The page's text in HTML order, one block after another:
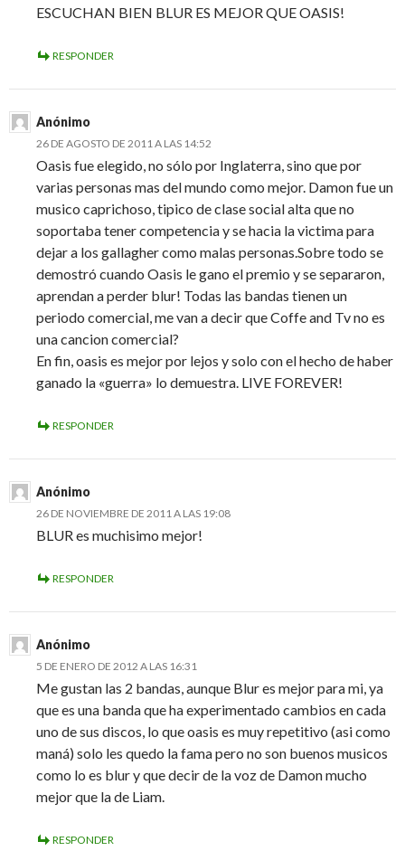
ESCUCHAN BIEN BLUR ES MEJOR QUE OASIS!
RESPONDER
Anónimo
26 DE AGOSTO DE 2011 A LAS 14:52
Oasis fue elegido, no sólo por Inglaterra, sino que por
varias personas mas del mundo como mejor. Damon fue un
musico caprichoso, tipico de clase social alta que no
soportaba tener competencia y se hacia la victima para
dejar a los gallagher como malas personas.Sobre todo se
demostró cuando Oasis le gano el premio y se separaron,
aprendan a perder blur! Todas las bandas tienen un
periodo comercial, me van a decir que Coffe and Tv no es
una cancion comercial?
En fin, oasis es mejor por lejos y solo con el hecho de haber
ganado la «guerra» lo demuestra. LIVE FOREVER!
RESPONDER
Anónimo
26 DE NOVIEMBRE DE 2011 A LAS 19:08
BLUR es muchisimo mejor!
RESPONDER
Anónimo
5 DE ENERO DE 2012 A LAS 16:31
Me gustan las 2 bandas, aunque Blur es mejor para mi, ya
que es una banda que ha experimentado cambios en cada
uno de sus discos, lo que oasis es muy repetitivo (asi como
maná) solo les quedo la fama pero no son buenos musicos
como lo es blur y que decir de la voz de Damon mucho
mejor que la de Liam.
RESPONDER